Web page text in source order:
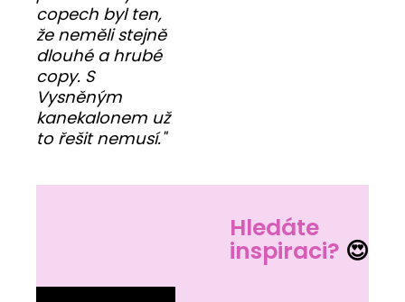
copech byl ten,
že neměli stejně
dlouhé a hrubé
copy. S
Vysněným
kanekalonem už
to řešit nemusí."
Hledáte
inspiraci? 😍